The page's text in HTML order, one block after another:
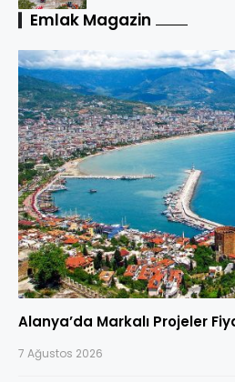
Emlak Magazin
Alanya’da Markalı Projeler
7 Ağustos 2026